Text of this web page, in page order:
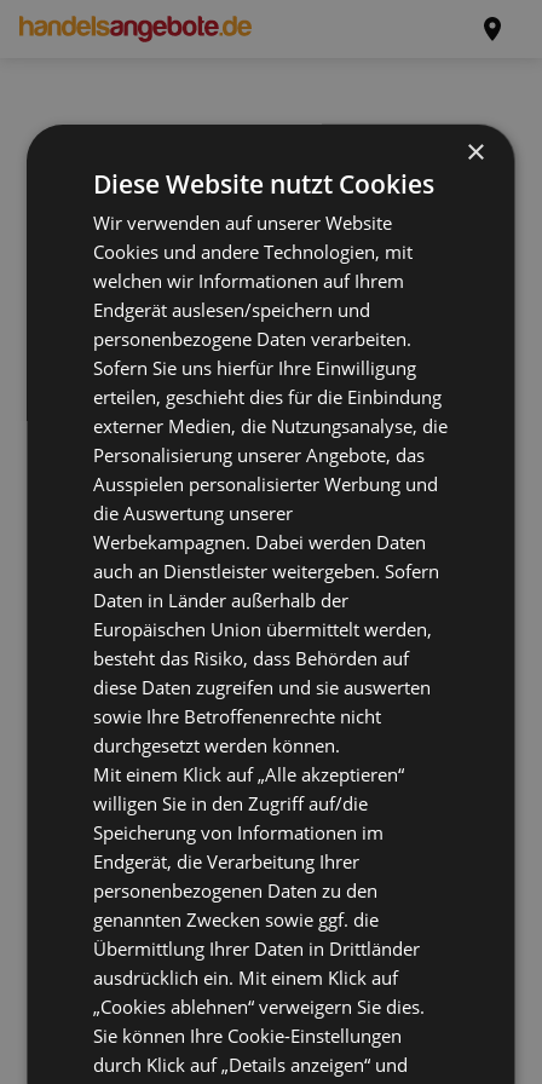
×
Diese Website nutzt Cookies
Wir verwenden auf unserer Website
Cookies und andere Technologien, mit
welchen wir Informationen auf Ihrem
Endgerät auslesen/speichern und
personenbezogene Daten verarbeiten.
Sofern Sie uns hierfür Ihre Einwilligung
erteilen, geschieht dies für die Einbindung
externer Medien, die Nutzungsanalyse, die
Personalisierung unserer Angebote, das
Ausspielen personalisierter Werbung und
die Auswertung unserer
Werbekampagnen. Dabei werden Daten
auch an Dienstleister weitergeben. Sofern
Daten in Länder außerhalb der
Europäischen Union übermittelt werden,
besteht das Risiko, dass Behörden auf
diese Daten zugreifen und sie auswerten
sowie Ihre Betroffenenrechte nicht
durchgesetzt werden können.
Mit einem Klick auf „Alle akzeptieren“
willigen Sie in den Zugriff auf/die
Speicherung von Informationen im
Endgerät, die Verarbeitung Ihrer
personenbezogenen Daten zu den
genannten Zwecken sowie ggf. die
Übermittlung Ihrer Daten in Drittländer
ausdrücklich ein. Mit einem Klick auf
„Cookies ablehnen“ verweigern Sie dies.
Sie können Ihre Cookie-Einstellungen
durch Klick auf „Details anzeigen“ und